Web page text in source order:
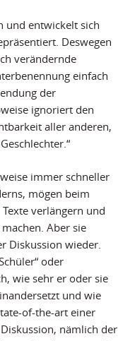
und entwickelt sich
Deswegen
verändernde
einfach
der
ignoriert den
aller anderen,
immer schneller
mögen beim
verlängern und
Aber sie
Diskussion wieder.
oder
wie sehr er oder sie
und wie
of-the-art einer
nämlich der